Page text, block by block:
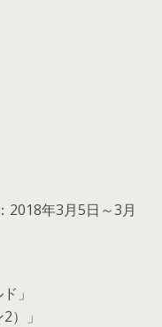
2018年3月5日～3月
」
）」